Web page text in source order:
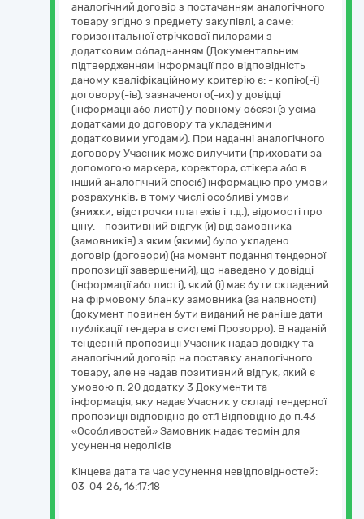
аналогічний договір з постачанням аналогічного
товару згідно з предмету закупівлі, а саме:
горизонтальної стрічкової пилорами з
додатковим обладнанням (Документальним
підтвердженням інформації про відповідність
даному кваліфікаційному критерію є: - копію(-ї)
договору(-ів), зазначеного(-их) у довідці
(інформації або листі) у повному обсязі (з усіма
додатками до договору та укладеними
додатковими угодами). При наданні аналогічного
договору Учасник може вилучити (приховати за
допомогою маркера, коректора, стікера або в
інший аналогічний спосіб) інформацію про умови
розрахунків, в тому числі особливі умови
(знижки, відстрочки платежів і т.д.), відомості про
ціну. - позитивний відгук (и) від замовника
(замовників) з яким (якими) було укладено
договір (договори) (на момент подання тендерної
пропозиції завершений), що наведено у довідці
(інформації або листі), який (і) має бути складений
на фірмовому бланку замовника (за наявності)
(документ повинен бути виданий не раніше дати
публікації тендера в системі Прозорро). В наданій
тендерній пропозиції Учасник надав довідку та
аналогічний договір на поставку аналогічного
товару, але не надав позитивний відгук, який є
умовою п. 20 додатку 3 Документи та
інформація, яку надає Учасник у складі тендерної
пропозиції відповідно до ст.1 Відповідно до п.43
«Особливостей» Замовник надає термін для
усунення недоліків
Кінцева дата та час усунення невідповідностей:
03-04-26, 16:17:18